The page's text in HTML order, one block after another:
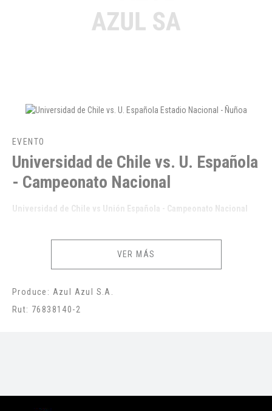
EVENTO
Universidad de Chile vs. U. Española
- Campeonato Nacional
Universidad de Chile vs Unión Española - Campeonato Nacional
VER MÁS
Produce: Azul Azul S.A.
Rut: 76838140-2